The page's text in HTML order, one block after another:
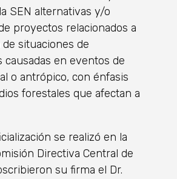
SEN alternativas y/o
proyectos relacionados a
situaciones de
causadas en eventos de
o antrópico, con énfasis
forestales que afectan a
se realizó en la
Directiva Central de
su firma el Dr.